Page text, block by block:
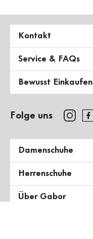
Kontakt
Service & FAQs
Bewusst Einkaufen
Folge uns
Damenschuhe
Herrenschuhe
Über Gabor